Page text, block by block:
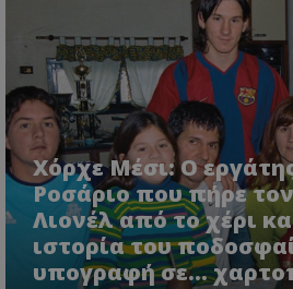
Χόρχε Μέσι: Ο
Ροσάριο που πήρε
Λιονέλ από το χέρι
ιστορία του
υπογραφή σε...